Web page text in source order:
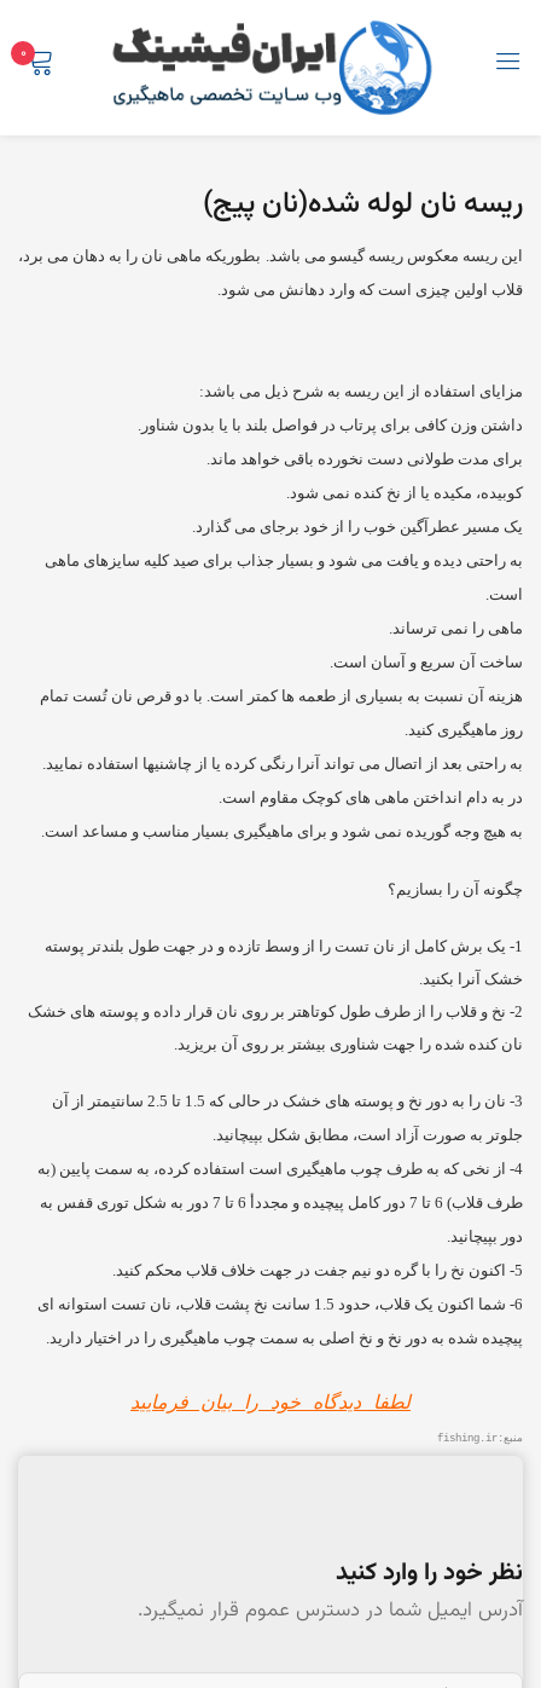
0
ریسه نان لوله شده(نان پیج)
این ریسه معکوس ریسه گیسو می باشد. بطوریکه ماهی نان را به دهان می برد،
قلاب اولین چیزی است که وارد دهانش می شود.
مزایای استفاده از این ریسه به شرح ذیل می باشد:
داشتن وزن کافی برای پرتاب در فواصل بلند با یا بدون شناور.
برای مدت طولانی دست نخورده باقی خواهد ماند.
کوبیده، مکیده یا از نخ کنده نمی شود.
یک مسیر عطرآگین خوب را از خود برجای می گذارد.
به راحتی دیده و یافت می شود و بسیار جذاب برای صید کلیه سایزهای ماهی
است.
ماهی را نمی ترساند.
ساخت آن سریع و آسان است.
هزینه آن نسبت به بسیاری از طعمه ها کمتر است. با دو قرص نان تُست تمام
روز ماهیگیری کنید.
به راحتی بعد از اتصال می تواند آنرا رنگی کرده یا از چاشنیها استفاده نمایید.
در به دام انداختن ماهی های کوچک مقاوم است.
به هیچ وجه گوریده نمی شود و برای ماهیگیری بسیار مناسب و مساعد است.
چگونه آن را بسازیم؟
1- یک برش کامل از نان تست را از وسط تازده و در جهت طول بلندتر پوسته
خشک آنرا بکنید.
2- نخ و قلاب را از طرف طول کوتاهتر بر روی نان قرار داده و پوسته های خشک
نان کنده شده را جهت شناوری بیشتر بر روی آن بریزید.
3- نان را به دور نخ و پوسته های خشک در حالی که 1.5 تا 2.5 سانتیمتر از آن
جلوتر به صورت آزاد است، مطابق شکل بپیچانید.
4- از نخی که به طرف چوب ماهیگیری است استفاده کرده، به سمت پایین (به
طرف قلاب) 6 تا 7 دور کامل پیچیده و مجددأ 6 تا 7 دور به شکل توری قفس به
دور بپیچانید.
5- اکنون نخ را با گره دو نیم جفت در جهت خلاف قلاب محکم کنید.
6- شما اکنون یک قلاب، حدود 1.5 سانت نخ پشت قلاب، نان تست استوانه ای
پیچیده شده به دور نخ و نخ اصلی به سمت چوب ماهیگیری را در اختیار دارید.
لطفا دیدگاه خود را بیان فرمایید
منبع: fishing.ir
نظر خود را وارد کنید
آدرس ایمیل شما در دسترس عموم قرار نمیگیرد.
ورود ثبت نام
ورود با رمز عبور ثابت